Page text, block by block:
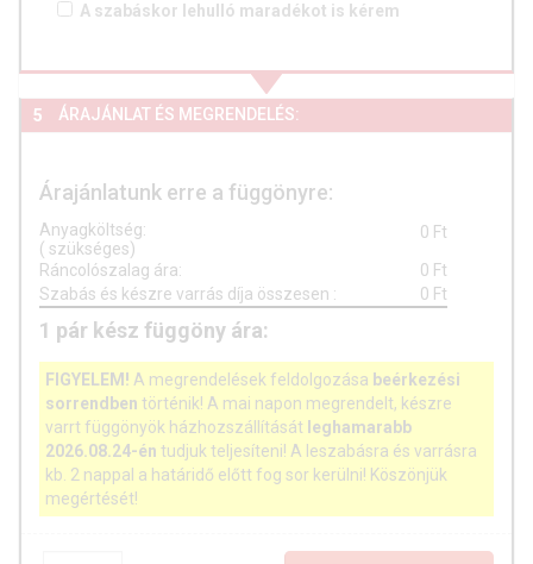
A szabáskor lehulló maradékot is kérem
5 ÁRAJÁNLAT ÉS MEGRENDELÉS:
Árajánlatunk erre a függönyre:
Anyagköltség:
( szükséges)
0 Ft
Ráncolószalag ára:
0 Ft
Szabás és készre varrás díja összesen : 0 Ft
1 pár kész függöny ára:
FIGYELEM! A megrendelések feldolgozása beérkezési
sorrendben történik! A mai napon megrendelt, készre
varrt függönyök házhozszállítását leghamarabb
2026.08.24-én tudjuk teljesíteni! A leszabásra és varrásra
kb. 2 nappal a határidő előtt fog sor kerülni! Köszönjük
megértését!